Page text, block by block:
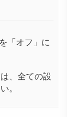
「オフ」に
、全ての設
。